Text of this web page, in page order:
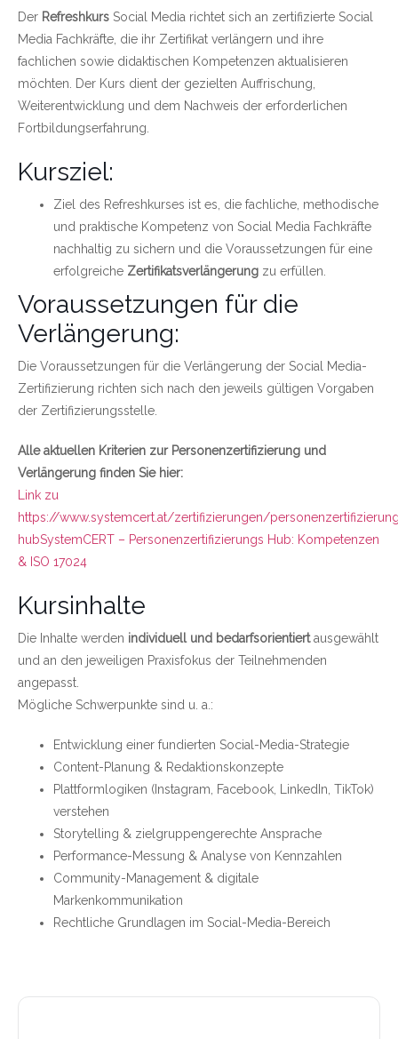
Der Refreshkurs Social Media richtet sich an zertifizierte Social
Media Fachkräfte, die ihr Zertifikat verlängern und ihre
fachlichen sowie didaktischen Kompetenzen aktualisieren
möchten. Der Kurs dient der gezielten Auffrischung,
Weiterentwicklung und dem Nachweis der erforderlichen
Fortbildungserfahrung.
Kursziel:
Ziel des Refreshkurses ist es, die fachliche, methodische
und praktische Kompetenz von Social Media Fachkräfte
nachhaltig zu sichern und die Voraussetzungen für eine
erfolgreiche Zertifikatsverlängerung zu erfüllen.
Voraussetzungen für die
Verlängerung:
Die Voraussetzungen für die Verlängerung der Social Media-
Zertifizierung richten sich nach den jeweils gültigen Vorgaben
der Zertifizierungsstelle.
Alle aktuellen Kriterien zur Personenzertifizierung und
Verlängerung finden Sie hier:
Link zu
https://www.systemcert.at/zertifizierungen/
hubSystemCERT – Personenzertifizierungs Hub: Kompetenzen
& ISO 17024
Kursinhalte
Die Inhalte werden individuell und bedarfsorientiertausgewählt
und an den jeweiligen Praxisfokus der Teilnehmenden
angepasst.
Mögliche Schwerpunkte sind u. a.:
Entwicklung einer fundierten Social-Media-Strategie
Content-Planung & Redaktionskonzepte
Plattformlogiken (Instagram, Facebook, LinkedIn, TikTok)
verstehen
Storytelling & zielgruppengerechte Ansprache
Performance-Messung & Analyse von Kennzahlen
Community-Management & digitale
Markenkommunikation
Rechtliche Grundlagen im Social-Media-Bereich